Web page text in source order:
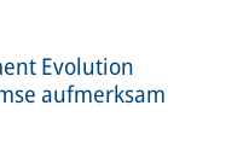
Evolution
aufmerksam